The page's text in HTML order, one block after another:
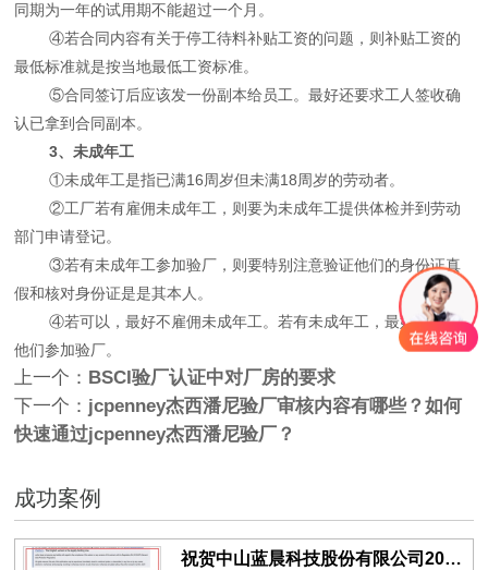
同期为一年的试用期不能超过一个月。
④若合同内容有关于停工待料补贴工资的问题，则补贴工资的
最低标准就是按当地最低工资标准。
⑤合同签订后应该发一份副本给员工。最好还要求工人签收确
认已拿到合同副本。
3、未成年工
①未成年工是指已满16周岁但未满18周岁的劳动者。
②工厂若有雇佣未成年工，则要为未成年工提供体检并到劳动
部门申请登记。
③若有未成年工参加验厂，则要特别注意验证他们的身份证真
假和核对身份证是是其本人。
④若可以，最好不雇佣未成年工。若有未成年工，最好不要让
他们参加验厂。
上一个： BSCI验厂认证中对厂房的要求
下一个： jcpenney杰西潘尼验厂审核内容有哪些？如何
快速通过jcpenney杰西潘尼验厂？
成功案例
祝贺中山蓝晨科技股份有限公司2026年一次性成功通过BSCI验厂-B级